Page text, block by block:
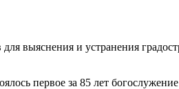
выяснения и устранения
первое за 85 лет